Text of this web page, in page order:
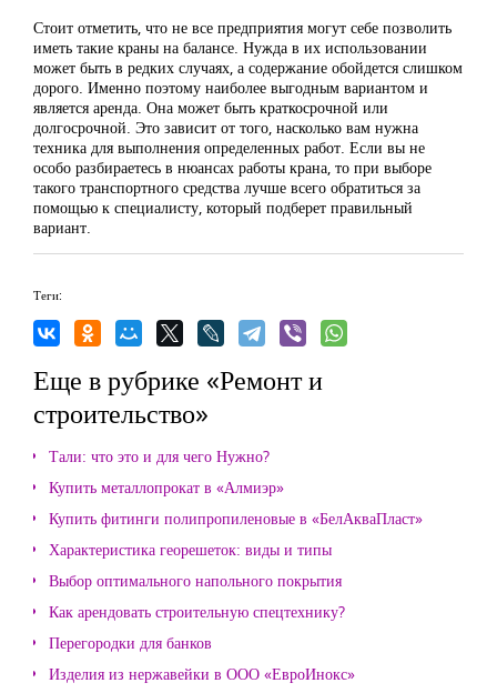
Стоит отметить, что не все предприятия могут себе позволить
иметь такие краны на балансе. Нужда в их использовании
может быть в редких случаях, а содержание обойдется слишком
дорого. Именно поэтому наиболее выгодным вариантом и
является аренда. Она может быть краткосрочной или
долгосрочной. Это зависит от того, насколько вам нужна
техника для выполнения определенных работ. Если вы не
особо разбираетесь в нюансах работы крана, то при выборе
такого транспортного средства лучше всего обратиться за
помощью к специалисту, который подберет правильный
вариант.
Теги:
Еще в рубрике «Ремонт и
строительство»
Тали: что это и для чего Нужно?
Купить металлопрокат в «Алмиэр»
Купить фитинги полипропиленовые в «БелАкваПласт»
Характеристика георешеток: виды и типы
Выбор оптимального напольного покрытия
Как арендовать строительную спецтехнику?
Перегородки для банков
Изделия из нержавейки в ООО «ЕвроИнокс»